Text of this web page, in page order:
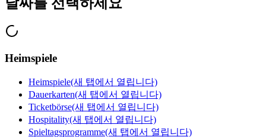
Heimspiele
Heimspiele(새 탭에서 열립니다)
Dauerkarten(새 탭에서 열립니다)
Ticketbörse(새 탭에서 열립니다)
Hospitality(새 탭에서 열립니다)
Spieltagsprogramme(새 탭에서 열립니다)